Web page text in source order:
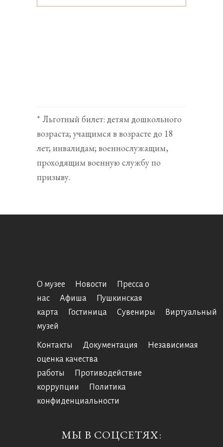
* Льготный билет: детям дошкольного
возраста; учащимся в возрасте до 18
лет; инвалидам; военнослужащим,
проходящим военную службу по
призыву.
О музее Новости
Пресса о
нас
Афиша
Пушкинская
карта
Гостиница Сувениры
Виртуальный
музей
Контакты Документация
Независимая
оценка качества
работы
Противодействие
коррупции
Политика
конфиденциальности
МЫ В СОЦСЕТЯХ: